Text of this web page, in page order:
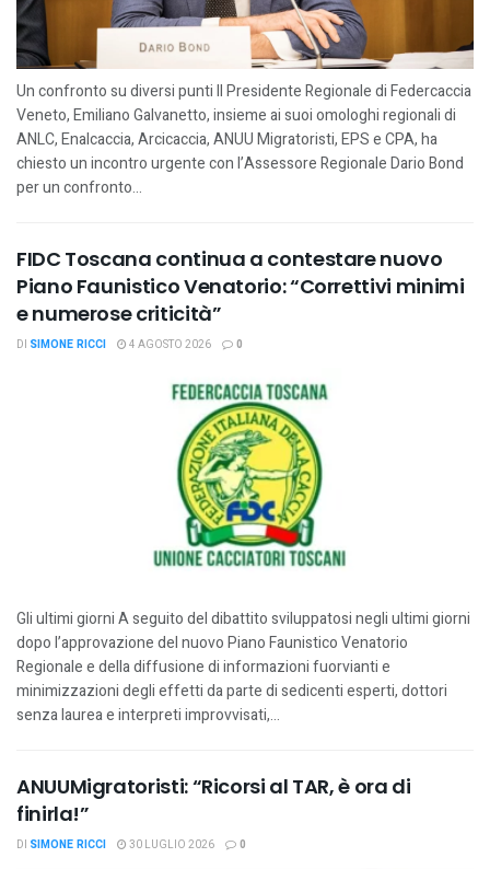
Un confronto su diversi punti Il Presidente Regionale di Federcaccia
Veneto, Emiliano Galvanetto, insieme ai suoi omologhi regionali di
ANLC, Enalcaccia, Arcicaccia, ANUU Migratoristi, EPS e CPA, ha
chiesto un incontro urgente con l’Assessore Regionale Dario Bond
per un confronto...
FIDC Toscana continua a contestare nuovo
Piano Faunistico Venatorio: “Correttivi minimi
e numerose criticità”
DI SIMONE RICCI 4 AGOSTO 2026 0
Gli ultimi giorni A seguito del dibattito sviluppatosi negli ultimi giorni
dopo l’approvazione del nuovo Piano Faunistico Venatorio
Regionale e della diffusione di informazioni fuorvianti e
minimizzazioni degli effetti da parte di sedicenti esperti, dottori
senza laurea e interpreti improvvisati,...
ANUUMigratoristi: “Ricorsi al TAR, è ora di
finirla!”
DI SIMONE RICCI 30 LUGLIO 2026 0